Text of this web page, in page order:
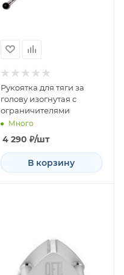
Рукоятка для тяги за
голову изогнутая с
ограничителями
Много
4 290 ₽/шт
В корзину